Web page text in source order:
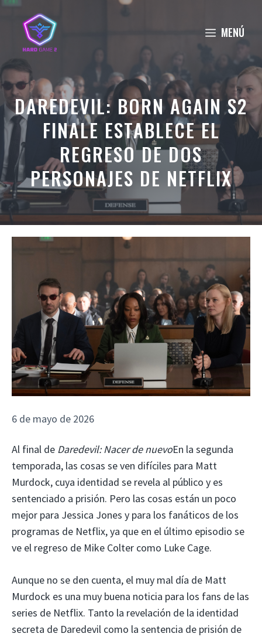
Saltar
contenido
MENÚ
DAREDEVIL: BORN AGAIN S2
FINALE ESTABLECE EL
REGRESO DE DOS
PERSONAJES DE NETFLIX
6 de mayo de 2026
Al final de Daredevil: Nacer de nuevoEn la segunda
temporada, las cosas se ven difíciles para Matt
Murdock, cuya identidad se revela al público y es
sentenciado a prisión. Pero las cosas están un poco
mejor para Jessica Jones y para los fanáticos de los
programas de Netflix, ya que en el último episodio se
ve el regreso de Mike Colter como Luke Cage.
Aunque no se den cuenta, el muy mal día de Matt
Murdock es una muy buena noticia para los fans de las
series de Netflix. Tanto la revelación de la identidad
secreta de Daredevil como la sentencia de prisión de